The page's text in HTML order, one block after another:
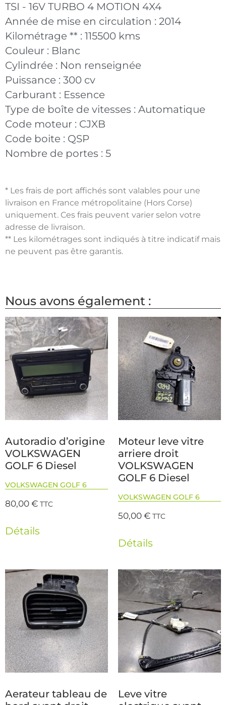
TSI - 16V TURBO 4 MOTION 4X4
Année de mise en circulation : 2014
Kilométrage ** : 115500 kms
Couleur : Blanc
Cylindrée : Non renseignée
Puissance : 300 cv
Carburant : Essence
Type de boîte de vitesses : Automatique
Code moteur : CJXB
Code boite : QSP
Nombre de portes : 5
* Les frais de port affichés sont valables pour une
livraison en France métropolitaine (Hors Corse)
uniquement. Ces frais peuvent varier selon votre
adresse de livraison.
** Les kilométrages sont indiqués à titre indicatif mais
ne peuvent pas être garantis.
Nous avons également :
Autoradio d’origine
VOLKSWAGEN
GOLF 6 Diesel
VOLKSWAGEN GOLF 6
80,00€ TTC
Détails
Moteur leve vitre
arriere droit
VOLKSWAGEN
GOLF 6 Diesel
VOLKSWAGEN GOLF 6
50,00€ TTC
Détails
Aerateur tableau de
Leve vitre